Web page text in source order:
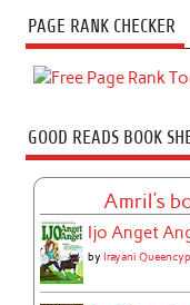
PAGE RANK CHECKER
GOOD READS BOOK
Amril's
Ijo Anget
byIrayani